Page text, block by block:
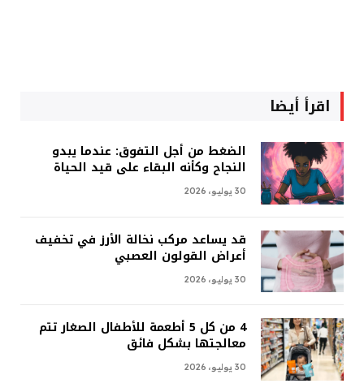
اقرأ أيضا
الضغط من أجل التفوق: عندما يبدو
النجاح وكأنه البقاء على قيد الحياة
30 يوليو، 2026
قد يساعد مركب نخالة الأرز في تخفيف
أعراض القولون العصبي
30 يوليو، 2026
4 من كل 5 أطعمة للأطفال الصغار تتم
معالجتها بشكل فائق
30 يوليو، 2026